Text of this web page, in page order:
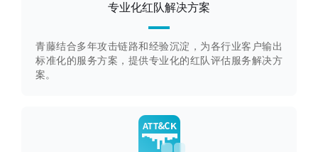
专业化红队解决方案
青藤结合多年攻击链路和经验沉淀，为各行业客户输出
标准化的服务方案，提供专业化的红队评估服务解决方
案。